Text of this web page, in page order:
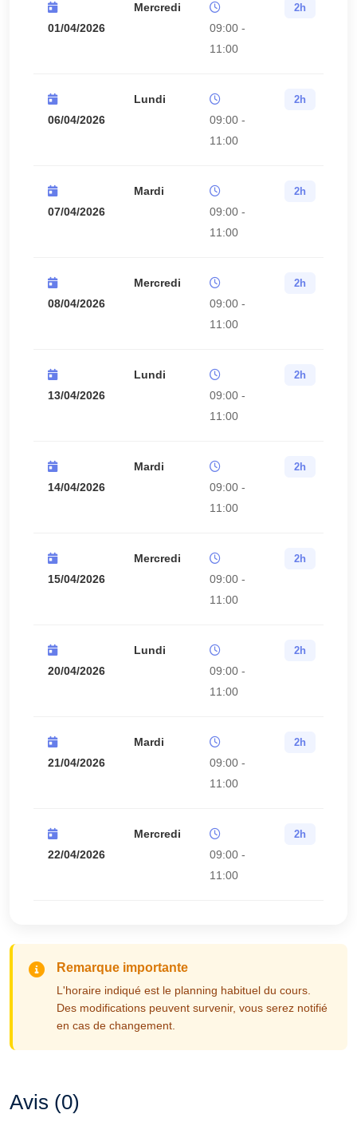
01/04/2026
Mercredi
09:00 -
11:00
2h
06/04/2026
Lundi
09:00 -
11:00
2h
07/04/2026
Mardi
09:00 -
11:00
2h
08/04/2026
Mercredi
09:00 -
11:00
2h
13/04/2026
Lundi
09:00 -
11:00
2h
14/04/2026
Mardi
09:00 -
11:00
2h
15/04/2026
Mercredi
09:00 -
11:00
2h
20/04/2026
Lundi
09:00 -
11:00
2h
21/04/2026
Mardi
09:00 -
11:00
2h
22/04/2026
Mercredi
09:00 -
11:00
2h
Remarque importante
L'horaire indiqué est le planning habituel du cours.
Des modifications peuvent survenir, vous serez notifié
en cas de changement.
Avis (0)